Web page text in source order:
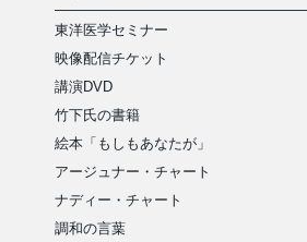
東洋医学セミナー
映像配信チケット
講演DVD
竹下氏の書籍
絵本「もしもあなたが」
アージュナー・チャート
ナディー・チャート
調和の言葉